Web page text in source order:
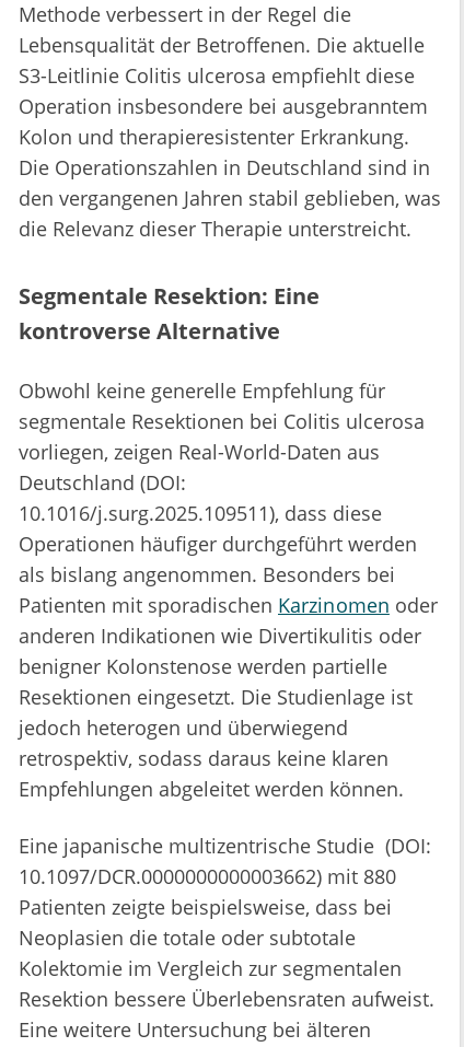
Methode verbessert in der Regel die
Lebensqualität der Betroffenen. Die aktuelle
S3-Leitlinie Colitis ulcerosa empfiehlt diese
Operation insbesondere bei ausgebranntem
Kolon und therapieresistenter Erkrankung.
Die Operationszahlen in Deutschland sind in
den vergangenen Jahren stabil geblieben, was
die Relevanz dieser Therapie unterstreicht.
Segmentale Resektion: Eine
kontroverse Alternative
Obwohl keine generelle Empfehlung für
segmentale Resektionen bei Colitis ulcerosa
vorliegen, zeigen Real-World-Daten aus
Deutschland (DOI:
10.1016/j.surg.2025.109511), dass diese
Operationen häufiger durchgeführt werden
als bislang angenommen. Besonders bei
Patienten mit sporadischen Karzinomen oder
anderen Indikationen wie Divertikulitis oder
benigner Kolonstenose werden partielle
Resektionen eingesetzt. Die Studienlage ist
jedoch heterogen und überwiegend
retrospektiv, sodass daraus keine klaren
Empfehlungen abgeleitet werden können.
Eine japanische multizentrische Studie (DOI:
10.1097/DCR.0000000000003662) mit 880
Patienten zeigte beispielsweise, dass bei
Neoplasien die totale oder subtotale
Kolektomie im Vergleich zur segmentalen
Resektion bessere Überlebensraten aufweist.
Eine weitere Untersuchung bei älteren